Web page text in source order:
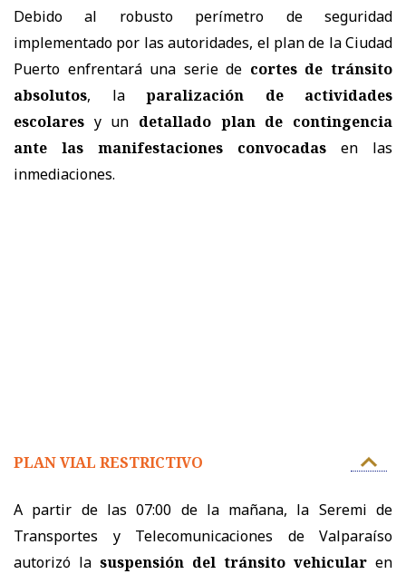
Debido al robusto perímetro de seguridad
implementado por las autoridades, el plan de la Ciudad
Puerto enfrentará una serie de cortes de tránsito
absolutos, la paralización de actividades
escolares y un detallado plan de contingencia
ante las manifestaciones convocadas en las
inmediaciones.
PLAN VIAL RESTRICTIVO
A partir de las 07:00 de la mañana, la Seremi de
Transportes y Telecomunicaciones de Valparaíso
autorizó la suspensión del tránsito vehicular en